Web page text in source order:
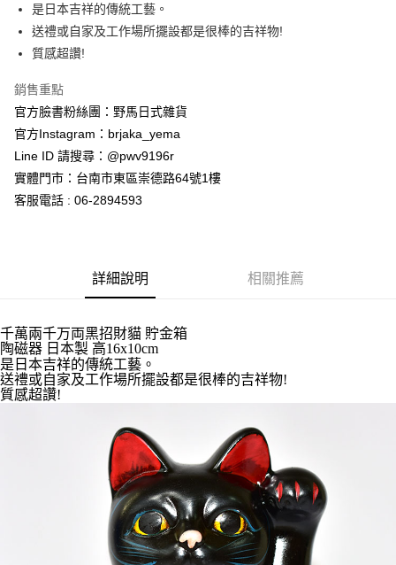
國泰世華商業銀行
臺灣中小企業銀行
台中商業銀行
匯豐（台灣）商業銀行
聯邦商業銀行
元大商業銀行
台新國際商業銀行
台灣樂天信用卡公司
Apple Pay
街口支付
悠遊付
Google Pay
ATM付款
運送方式
付款後全家取貨
7-11取貨付款
每筆NT$65，滿NT$999(含以上)免運費
付款後7-11取貨
每筆NT$100，滿NT$999(含以上)免運費
是日本吉祥的傳統工藝。
送禮或自家及工作場所擺設都是很棒的吉祥物!
質感超讚!
銷售重點
官方臉書粉絲團：野馬日式雜貨
官方Instagram：brjaka_yema
Line ID 請搜尋：@pwv9196r
實體門市：台南市東區崇德路64號1樓
客服電話 : 06-2894593
詳細說明 相關推薦
千萬兩千万両黑招財貓 貯金箱
陶磁器 日本製 高16x10cm
是日本吉祥的傳統工藝。
送禮或自家及工作場所擺設都是很棒的吉祥物!
質感超讚!